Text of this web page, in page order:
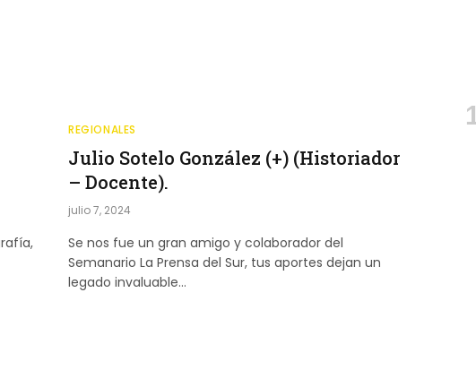
REGIONALES
Julio Sotelo González (+) (Historiador
– Docente).
julio 7, 2024
Se nos fue un gran amigo y colaborador del
Semanario La Prensa del Sur, tus aportes dejan un
legado invaluable…